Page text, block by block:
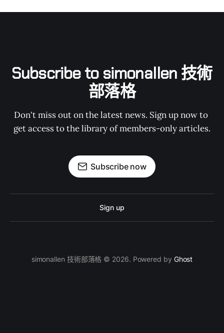
Subscribe to simonallen 技術
部落格
Don't miss out on the latest news. Sign up now to
get access to the library of members-only articles.
Subscribe now
Sign up
simonallen 技術部落格 © 2026. Powered by Ghost